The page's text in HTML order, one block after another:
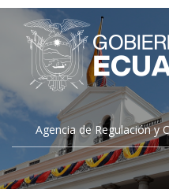
Agencia de Regulación y